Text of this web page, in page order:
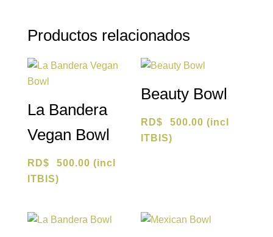
Productos relacionados
La Bandera
Vegan Bowl
RD$ 500.00 (incl
ITBIS)
Beauty Bowl
RD$ 500.00 (incl
ITBIS)